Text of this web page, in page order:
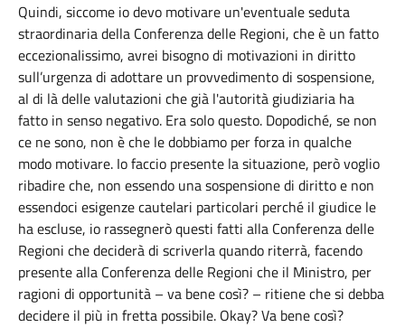
Quindi, siccome io devo motivare un'eventuale seduta
straordinaria della Conferenza delle Regioni, che è un fatto
eccezionalissimo, avrei bisogno di motivazioni in diritto
sull’urgenza di adottare un provvedimento di sospensione,
al di là delle valutazioni che già l'autorità giudiziaria ha
fatto in senso negativo. Era solo questo. Dopodiché, se non
ce ne sono, non è che le dobbiamo per forza in qualche
modo motivare. Io faccio presente la situazione, però voglio
ribadire che, non essendo una sospensione di diritto e non
essendoci esigenze cautelari particolari perché il giudice le
ha escluse, io rassegnerò questi fatti alla Conferenza delle
Regioni che deciderà di scriverla quando riterrà, facendo
presente alla Conferenza delle Regioni che il Ministro, per
ragioni di opportunità – va bene così? – ritiene che si debba
decidere il più in fretta possibile. Okay? Va bene così?